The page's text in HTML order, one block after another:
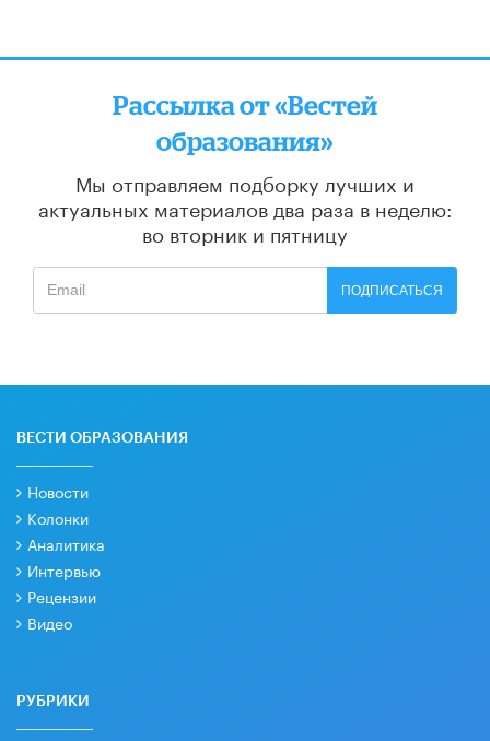
Рассылка от «Вестей
образования»
Мы отправляем подборку лучших и
актуальных материалов два раза в неделю:
во вторник и пятницу
ПОДПИСАТЬСЯ
ВЕСТИ ОБРАЗОВАНИЯ
Новости
Колонки
Аналитика
Интервью
Рецензии
Видео
РУБРИКИ